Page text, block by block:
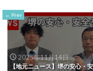
Prev
2025年11月14日
【地元ニュース】堺の安心・